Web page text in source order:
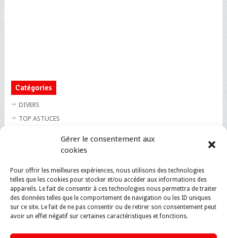
Gérer le consentement aux
cookies
Pour offrir les meilleures expériences, nous utilisons des technologies
telles que les cookies pour stocker et/ou accéder aux informations des
appareils. Le fait de consentir à ces technologies nous permettra de traiter
des données telles que le comportement de navigation ou les ID uniques
sur ce site. Le fait de ne pas consentir ou de retirer son consentement peut
avoir un effet négatif sur certaines caractéristiques et fonctions.
Catégories
DIVERS
TOP ASTUCES
TOP INSOLITE
TOP SANTE